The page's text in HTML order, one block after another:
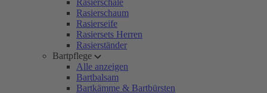
Rasierschale
Rasierschaum
Rasierseife
Rasiersets Herren
Rasierständer
Bartpflege
Alle anzeigen
Bartbalsam
Bartkämme & Bartbürsten